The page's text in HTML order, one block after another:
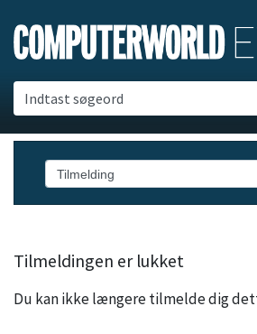
Indtast søgeord
Tilmeldingen er lukket
Du kan ikke længere tilmelde dig